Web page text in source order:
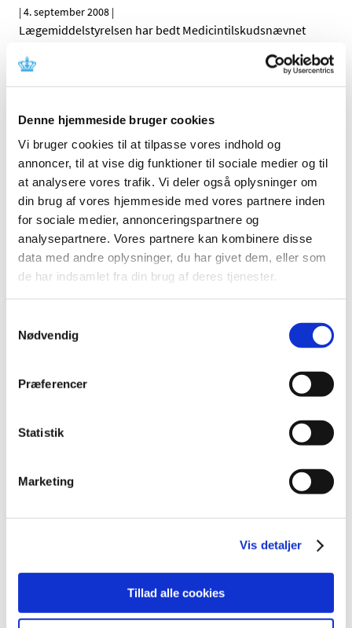
Denne hjemmeside bruger cookies
Vi bruger cookies til at tilpasse vores indhold og
annoncer, til at vise dig funktioner til sociale medier og til
at analysere vores trafik. Vi deler også oplysninger om
din brug af vores hjemmeside med vores partnere inden
for sociale medier, annonceringspartnere og
analysepartnere. Vores partnere kan kombinere disse
data med andre oplysninger, du har givet dem, eller som
de har indsamlet fra din brug af deres tjenester.
Nødvendig
Præferencer
Statistik
Marketing
Vis detaljer
Tillad alle cookies
|4. september 2008 |
Lægemiddelstyrelsen har bedt Medicintilskudsnævnet
Høringssvar på Medicintilskudsnævnets
lægemidler til hjerte-karsygdomme
|3. juli 2008|
Medicintilskudsnævnets indstilling vedrørende fremtidig
tilskudsstatus for lægemidler til hjerte-karsygdomme i…
Revurdering af tilskudsstatus for lægemidler
til hjerte-karsygdomme i ATC-grupperne C02,
C03, C07, C08 og C09
foranledning revurderet tilskudsstatus for lægemidler,…
Alle (2506)
2026 (84)
2022 (197)